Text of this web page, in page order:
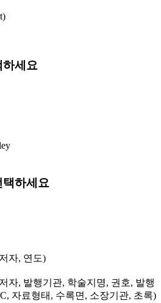
하세요
하세요
자, 연도)
자, 발행기관, 학술지명, 권호, 발행
자료형태, 수록면, 소장기관, 초록)